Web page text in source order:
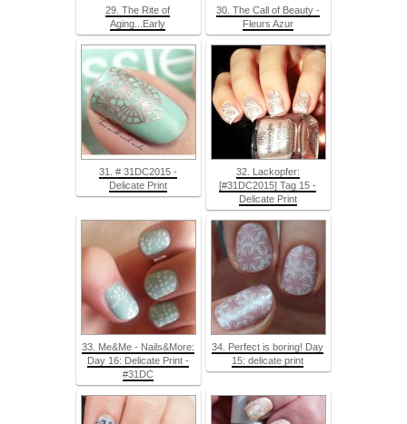
29. The Rite of
Aging...Early
30. The Call of Beauty -
Fleurs Azur
31. # 31DC2015 -
Delicate Print
32. Lackopfer:
[#31DC2015] Tag 15 -
Delicate Print
33. Me&Me - Nails&More:
Day 16: Delicate Print -
#31DC
34. Perfect is boring! Day
15: delicate print